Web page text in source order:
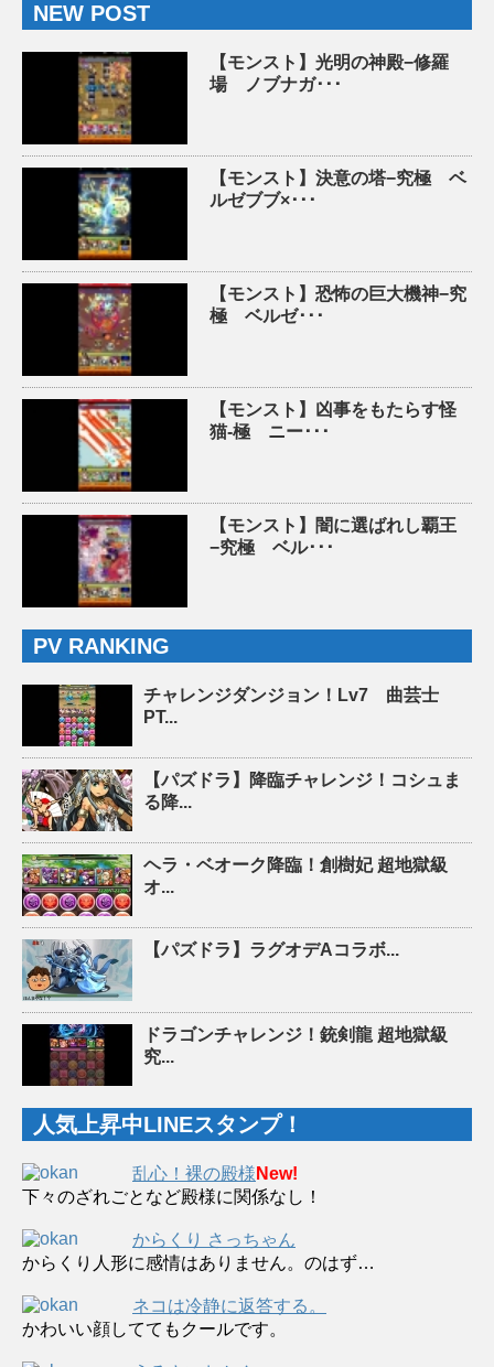
NEW POST
【モンスト】光明の神殿−修羅
場 ノブナガ･･･
【モンスト】決意の塔−究極 ベ
ルゼブブ×･･･
【モンスト】恐怖の巨大機神−究
極 ベルゼ･･･
【モンスト】凶事をもたらす怪
猫-極 ニー･･･
【モンスト】闇に選ばれし覇王
−究極 ベル･･･
PV RANKING
チャレンジダンジョン！Lv7 曲芸士
PT...
【パズドラ】降臨チャレンジ！コシュま
る降...
ヘラ・ベオーク降臨！創樹妃 超地獄級
オ...
【パズドラ】ラグオデAコラボ...
ドラゴンチャレンジ！銃剣龍 超地獄級
究...
人気上昇中LINEスタンプ！
乱心！裸の殿様 New!
下々のざれごとなど殿様に関係なし！
からくり さっちゃん
からくり人形に感情はありません。のはず…
ネコは冷静に返答する。
かわいい顔しててもクールです。